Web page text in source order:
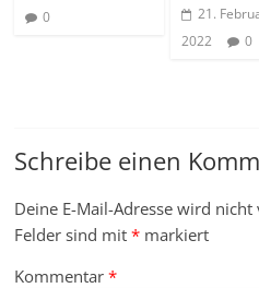
0
21.
2022
0
Schreibe einen
Deine E-Mail-Adresse wird
Felder sind mit* markiert
Kommentar*